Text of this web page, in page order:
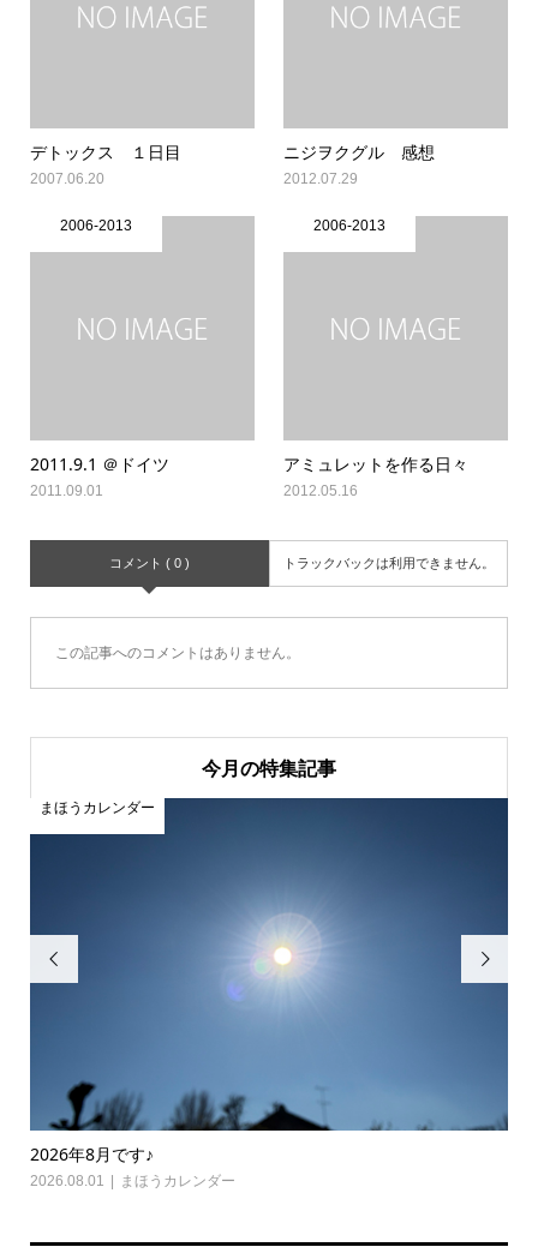
デトックス １日目
2007.06.20
ニジヲクグル 感想
2012.07.29
2006-2013
2011.9.1 ＠ドイツ
2011.09.01
2006-2013
アミュレットを作る日々
2012.05.16
コメント ( 0 ) トラックバックは利用できません。
この記事へのコメントはありません。
今月の特集記事

2026年8月です♪
2026.08.01 まほうカレンダー
まほうカレンダー
